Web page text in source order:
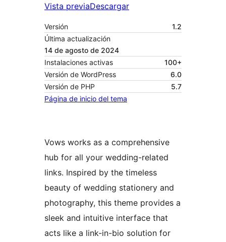
Vista previaDescargar
Versión
1.2
Última actualización
14 de agosto de 2024
Instalaciones activas
100+
Versión de WordPress
6.0
Versión de PHP
5.7
Página de inicio del tema
Vows works as a comprehensive
hub for all your wedding-related
links. Inspired by the timeless
beauty of wedding stationery and
photography, this theme provides a
sleek and intuitive interface that
acts like a link-in-bio solution for